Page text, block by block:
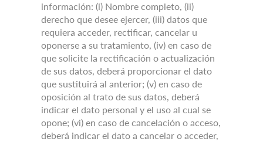
información: (i) Nombre completo, (ii)
derecho que desee ejercer, (iii) datos que
requiera acceder, rectificar, cancelar u
oponerse a su tratamiento, (iv) en caso de
que solicite la rectificación o actualización
de sus datos, deberá proporcionar el dato
que sustituirá al anterior; (v) en caso de
oposición al trato de sus datos, deberá
indicar el dato personal y el uso al cual se
opone; (vi) en caso de cancelación o acceso,
deberá indicar el dato a cancelar o acceder,